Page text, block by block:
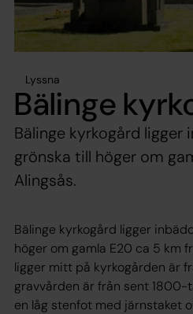
Lyssna
Bälinge
Bälinge kyrkogård ligger
grönska till höger om
Alingsås.
Bälinge kyrkogård ligger
höger om gamla E20 ca 5 km
ligger mitt på kyrkogården är
gravvården är från sent 1800-
en låg stenfot med järnstaket